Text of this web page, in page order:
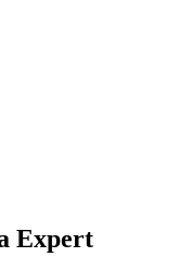
Expert